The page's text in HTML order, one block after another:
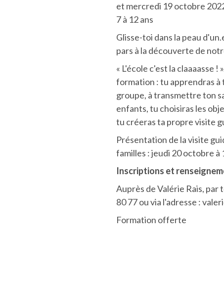
et mercredi 19 octobre
7 à 12 ans
Glisse-toi dans la peau
pars à la découverte de
« L'école c'est la claaaasse !
formation : tu apprendras
groupe, à transmettre ton
enfants, tu choisiras les
tu créeras ta propre visite
Présentation de la visite
familles : jeudi 20 octobre à
Inscriptions et
Auprès de Valérie Rais, par
80 77 ou via l'adresse :
Formation offerte